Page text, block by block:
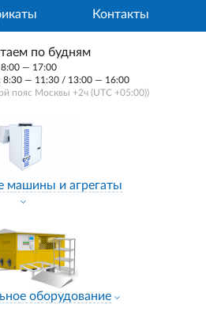
Контакты
по будням
— 17:00
8:30 — 11:30 / 13:00 — 16:00
пояс Москвы +2ч (UTC +05:00))
машины и агрегаты
оборудование